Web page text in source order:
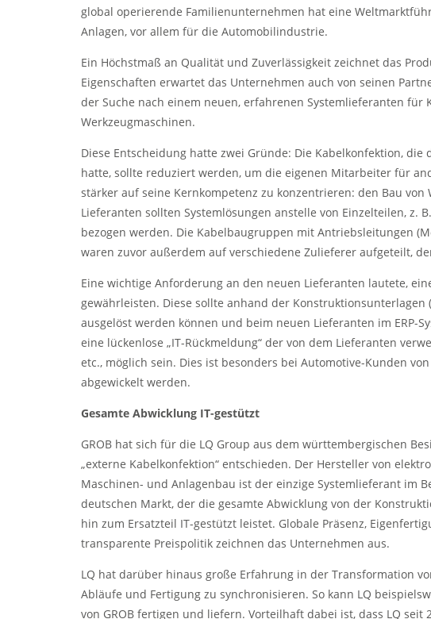
global operierende Familienunternehmen hat eine
Anlagen, vor allem für die Automobilindustrie.
Ein Höchstmaß an Qualität und Zuverlässigkeit zeichnet das
Eigenschaften erwartet das Unternehmen auch von seinen
der Suche nach einem neuen, erfahrenen Systemlieferanten für
Werkzeugmaschinen.
Diese Entscheidung hatte zwei Gründe: Die Kabelkonfektion,
hatte, sollte reduziert werden, um die eigenen Mitarbeiter für
stärker auf seine Kernkompetenz zu konzentrieren: den Bau von
Lieferanten sollten Systemlösungen anstelle von Einzelteilen, z.
bezogen werden. Die Kabelbaugruppen mit Antriebsleitungen
waren zuvor außerdem auf verschiedene Zulieferer aufgeteilt,
Eine wichtige Anforderung an den neuen Lieferanten lautete,
gewährleisten. Diese sollte anhand der Konstruktionsunterlagen
ausgelöst werden können und beim neuen Lieferanten im ERP-
eine lückenlose „IT-Rückmeldung“ der von dem Lieferanten
etc., möglich sein. Dies ist besonders bei Automotive-Kunden
abgewickelt werden.
Gesamte Abwicklung IT-gestützt
GROB hat sich für die LQ Group aus dem württembergischen
„externe Kabelkonfektion“ entschieden. Der Hersteller von
Maschinen- und Anlagenbau ist der einzige Systemlieferant im
deutschen Markt, der die gesamte Abwicklung von der
hin zum Ersatzteil IT-gestützt leistet. Globale Präsenz,
transparente Preispolitik zeichnen das Unternehmen aus.
LQ hat darüber hinaus große Erfahrung in der Transformation
Abläufe und Fertigung zu synchronisieren. So kann LQ
von GROB fertigen und liefern. Vorteilhaft dabei ist, dass LQ